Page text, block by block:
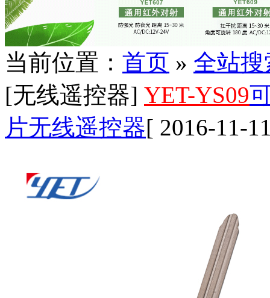
当前位置： 首页 » 全站搜
[无线遥控器] YET-YS09
片无线遥控器[ 2016-11-